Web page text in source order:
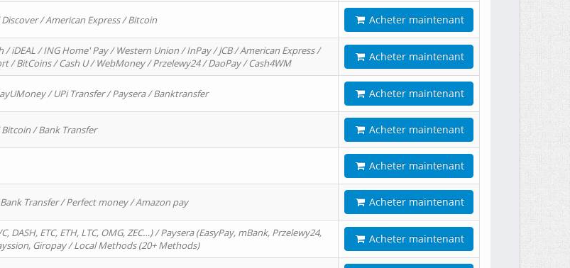
/ American Express / Bitcoin Acheter maintenant
iDEAL / ING Home' Pay / Western Union / InPay / JCB / American Express /
/ BitCoins / Cash U / WebMoney / Przelewy24 / DaoPay / Cash4WM
Acheter maintenant
/ UPi Transfer / Paysera / Banktransfer Acheter maintenant
/ Bank Transfer Acheter maintenant
Acheter maintenant
Transfer / Perfect money / Amazon pay Acheter maintenant
DASH, ETC, ETH, LTC, OMG, ZEC…) / Paysera (EasyPay, mBank, Przelewy24,
Giropay / Local Methods (20+ Methods)
Acheter maintenant